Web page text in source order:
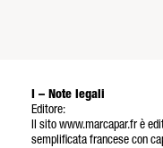
I – Note legali
Editore:
Il sito www.marcapar.fr è
semplificata francese con